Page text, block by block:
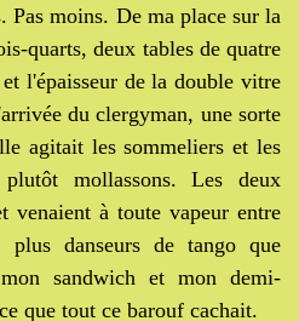
Pas moins. De ma place sur la
quarts, deux tables de quatre
l'épaisseur de la double vitre
du clergyman, une sorte
agitait les sommeliers et les
plutôt mollassons. Les deux
venaient à toute vapeur entre
danseurs de tango que
sandwich et mon demi-
que tout ce barouf cachait.